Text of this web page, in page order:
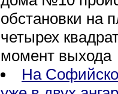
обстановки на
четырех
момент выхода
На